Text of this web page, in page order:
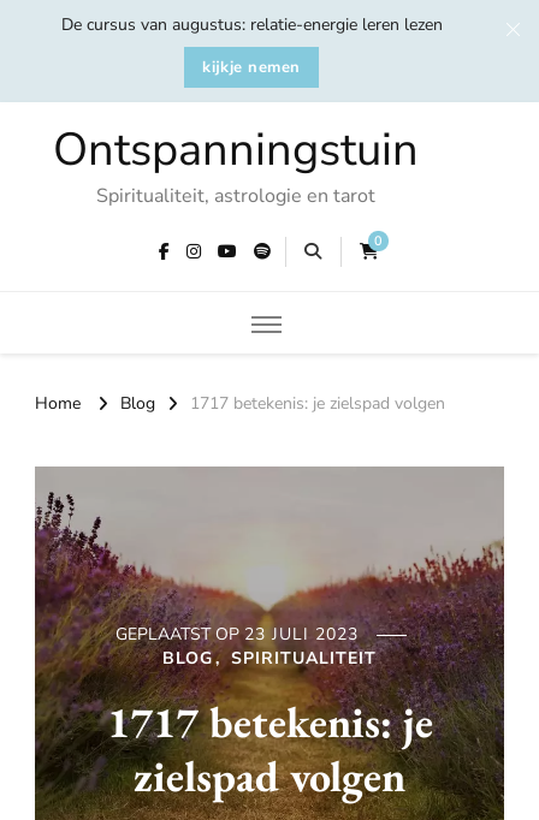
De cursus van augustus: relatie-energie leren lezen
kijkje nemen
Ontspanningstuin
Spiritualiteit, astrologie en tarot
0
Home Blog 1717 betekenis: je zielspad volgen
GEPLAATST OP 23 JULI 2023
BLOG
SPIRITUALITEIT
1717 betekenis: je
zielspad volgen